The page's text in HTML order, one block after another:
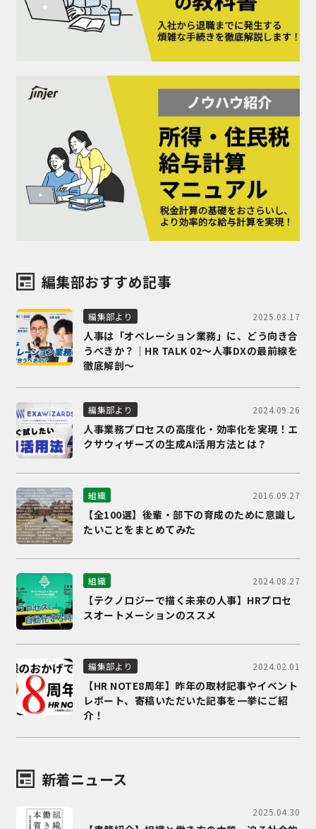
編集部おすすめ記事
編集部より 2025.03.17
人事は「オペレーション業務」に、どう向き合
うべきか？｜HR TALK 02～人事DXの最前線を
徹底解剖～
編集部より 2024.09.26
人事業務プロセスの高度化・効率化を実現！エ
クサウィザーズの生成AI活用方法とは？
組織 2016.09.27
【全100選】後輩・部下の育成のために意識し
たいことをまとめてみた
組織 2024.08.27
【テクノロジーで描く未来の人事】HRプロセ
スオートメーションのススメ
編集部より 2024.02.01
【HR NOTE8周年】昨年の取材記事やイベント
レポート、寄稿いただいた記事を一挙にご紹
介！
新着ニュース
2025.04.30